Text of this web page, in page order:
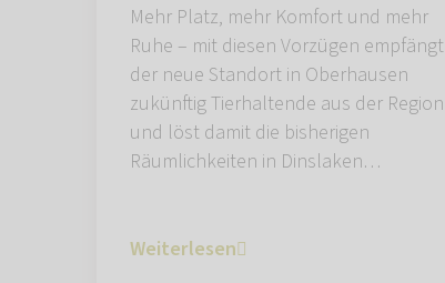
Mehr Platz, mehr Komfort und mehr
Ruhe – mit diesen Vorzügen empfängt
der neue Standort in Oberhausen
zukünftig Tierhaltende aus der Region
und löst damit die bisherigen
Räumlichkeiten in Dinslaken…
Weiterlesen